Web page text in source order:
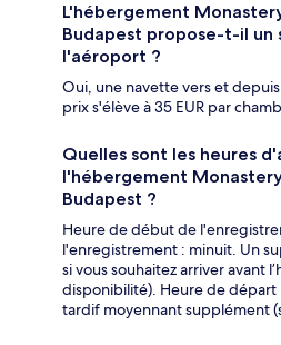
L'hébergement
Budapest propose-t-il
l'aéroport ?
Oui, une navette vers et
prix s'élève à 35 EUR par
Quelles sont les heures
l'hébergement
Budapest ?
Heure de début de
l'enregistrement : minuit. Un
si vous souhaitez arriver avant
disponibilité). Heure de départ
tardif moyennant supplément